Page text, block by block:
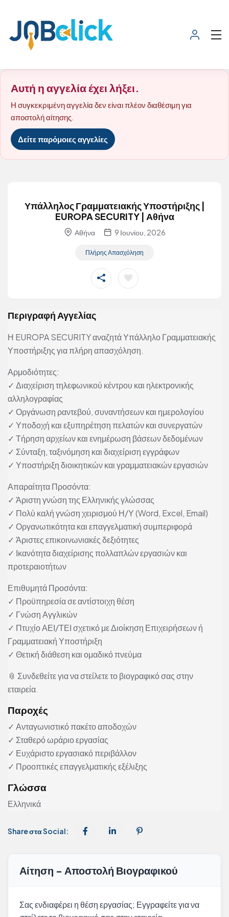
Αυτή η αγγελία έχει λήξει.
Η συγκεκριμένη αγγελία δεν είναι πλέον διαθέσιμη για
αποστολή αίτησης.
Δείτε παρόμοιες αγγελίες
Υπάλληλος Γραμματειακής Υποστήριξης |
EUROPA SECURITY | Αθήνα
Αθήνα 9 Ιουνίου, 2026
Πλήρης Απασχόληση
Περιγραφή Αγγελίας
Η EUROPA SECURITY αναζητά Υπάλληλο Γραμματειακής
Υποστήριξης για πλήρη απασχόληση.
Αρμοδιότητες:
✓ Διαχείριση τηλεφωνικού κέντρου και ηλεκτρονικής
αλληλογραφίας
✓ Οργάνωση ραντεβού, συναντήσεων και ημερολογίου
✓ Υποδοχή και εξυπηρέτηση πελατών και συνεργατών
✓ Τήρηση αρχείων και ενημέρωση βάσεων δεδομένων
✓ Σύνταξη, ταξινόμηση και διαχείριση εγγράφων
✓ Υποστήριξη διοικητικών και γραμματειακών εργασιών
Απαραίτητα Προσόντα:
✓ Άριστη γνώση της Ελληνικής γλώσσας
✓ Πολύ καλή γνώση χειρισμού Η/Υ (Word, Excel, Email)
✓ Οργανωτικότητα και επαγγελματική συμπεριφορά
✓ Άριστες επικοινωνιακές δεξιότητες
✓ Ικανότητα διαχείρισης πολλαπλών εργασιών και
προτεραιοτήτων
Επιθυμητά Προσόντα:
✓ Προϋπηρεσία σε αντίστοιχη θέση
✓ Γνώση Αγγλικών
✓ Πτυχίο ΑΕΙ/ΤΕΙ σχετικό με Διοίκηση Επιχειρήσεων ή
Γραμματειακή Υποστήριξη
✓ Θετική διάθεση και ομαδικό πνεύμα
📎 Συνδεθείτε για να στείλετε το βιογραφικό σας στην
εταιρεία.
Παροχές
✓ Ανταγωνιστικό πακέτο αποδοχών
✓ Σταθερό ωράριο εργασίας
✓ Ευχάριστο εργασιακό περιβάλλον
✓ Προοπτικές επαγγελματικής εξέλιξης
Γλώσσα
Ελληνικά
Share στα Social:
Αίτηση - Αποστολή Βιογραφικού
Σας ενδιαφέρει η θέση εργασίας; Εγγραφείτε για να